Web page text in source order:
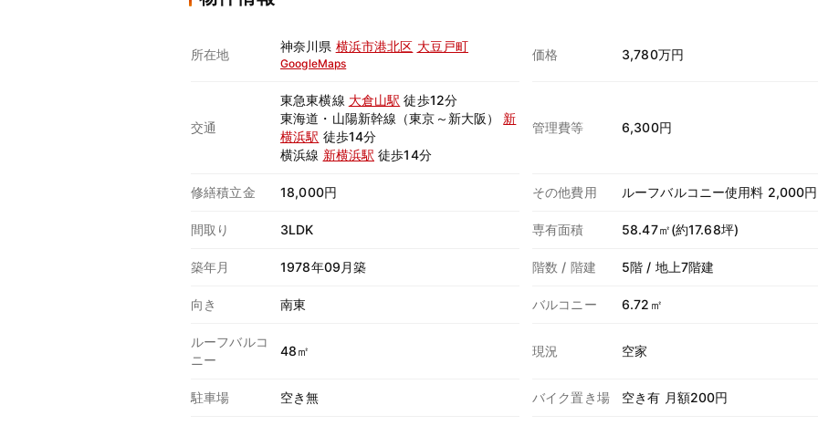
所在地
神奈川県 横浜市港北区 大豆戸町
GoogleMaps
価格 3,780万円
交通
東急東横線 大倉山駅 徒歩12分
東海道・山陽新幹線（東京～新大阪） 新
横浜駅 徒歩14分
横浜線 新横浜駅 徒歩14分
管理費等 6,300円
修繕積立金 18,000円 その他費用 ルーフバルコニー使用料 2,000
間取り 3LDK 専有面積 58.47㎡(約17.68坪)
築年月 1978年09月築 階数 / 階建 5階 / 地上7階建
向き 南東 バルコニー 6.72㎡
ルーフバルコ
ニー
48㎡ 現況 空家
駐車場 空き無 バイク置き場 空き有 月額200円